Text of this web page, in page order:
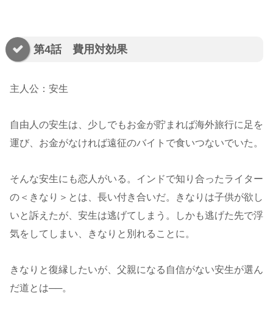
第4話 費用対効果
主人公：安生
自由人の安生は、少しでもお金が貯まれば海外旅行に足を
運び、お金がなければ遠征のバイトで食いつないでいた。
そんな安生にも恋人がいる。インドで知り合ったライター
の＜きなり＞とは、長い付き合いだ。きなりは子供が欲し
いと訴えたが、安生は逃げてしまう。しかも逃げた先で浮
気をしてしまい、きなりと別れることに。
きなりと復縁したいが、父親になる自信がない安生が選ん
だ道とは──。